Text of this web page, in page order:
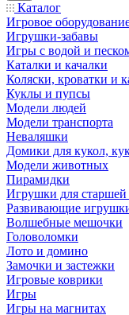
Каталог
Игровое
Игрушки-забавы
Игры с водой и
Каталки и качалки
Коляски, кроватки и
Куклы и пупсы
Модели людей
Модели транспорта
Неваляшки
Домики для кукол,
Модели животных
Пирамидки
Игрушки для
Развивающие
Волшебные мешочки
Головоломки
Лото и домино
Замочки и застежки
Игровые коврики
Игры
Игры на магнитах